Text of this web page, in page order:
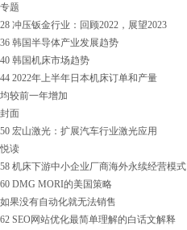
专题
28 冲压钣金行业：回顾2022，展望2023
36 韩国半导体产业发展趋势
40 韩国机床市场趋势
44 2022年上半年日本机床订单和产量
均较前一年增加
封面
50 宏山激光：扩展汽车行业激光应用
悦读
58 机床下游中小企业厂商海外永续经营模式
60 DMG MORI的美国策略
如果没有自动化就无法销售
62 SEO网站优化最简单理解的白话文解释